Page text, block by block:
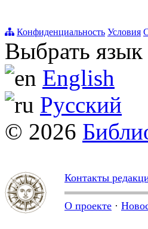
Конфиденциальность Условия
Выбрать язык
English
Русский
© 2026
Контакты
О проекте ·